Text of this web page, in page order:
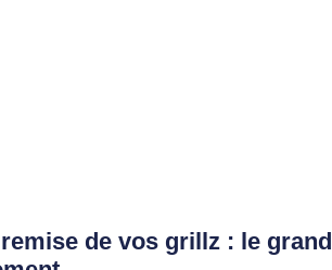
de vos grillz : le grand